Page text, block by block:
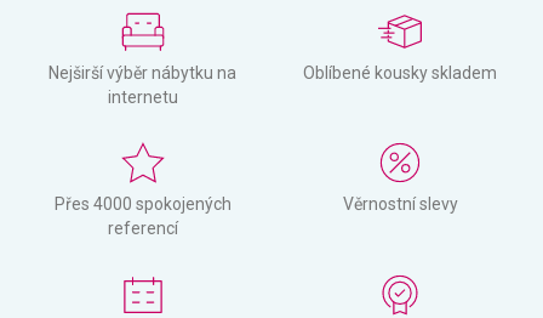
Nejširší výběr nábytku na
internetu
Oblíbené kousky skladem
Přes 4000 spokojených
referencí
Věrnostní slevy